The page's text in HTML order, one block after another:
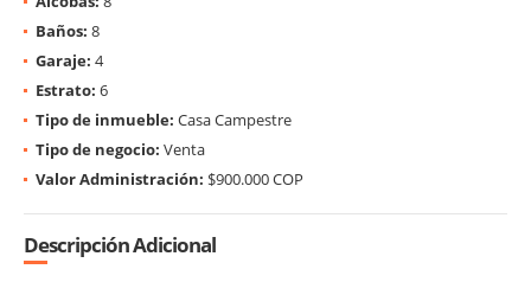
Baños: 8
Garaje: 4
Estrato: 6
Tipo de inmueble: Casa Campestre
Tipo de negocio: Venta
Valor Administración: $900.000 COP
Descripción Adicional